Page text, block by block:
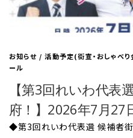
お知らせ/活動予定(街宣・おしゃべり
ール
【第3回れいわ代表
府！】2026年7月27
◆第3回れいわ代表選 候補者